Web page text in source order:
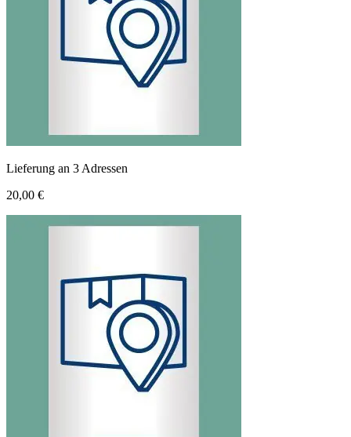
Lieferung an 3 Adressen
20,00 €